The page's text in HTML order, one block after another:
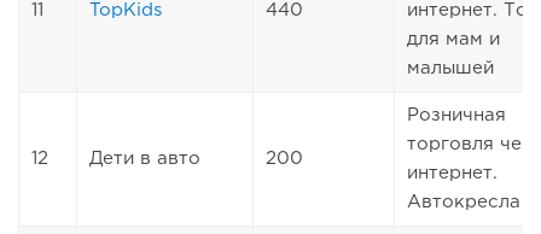
11 TopKids 440
интернет.
для мам и
малышей
12 Дети в авто 200
Розничная
торговля
интернет.
Автокресла